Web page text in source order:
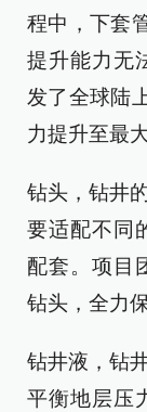
程中，下套
提升能力无
发了全球陆
力提升至最
钻头，钻井
要适配不同
配套。项目
钻头，全力
钻井液，钻
平衡地层压